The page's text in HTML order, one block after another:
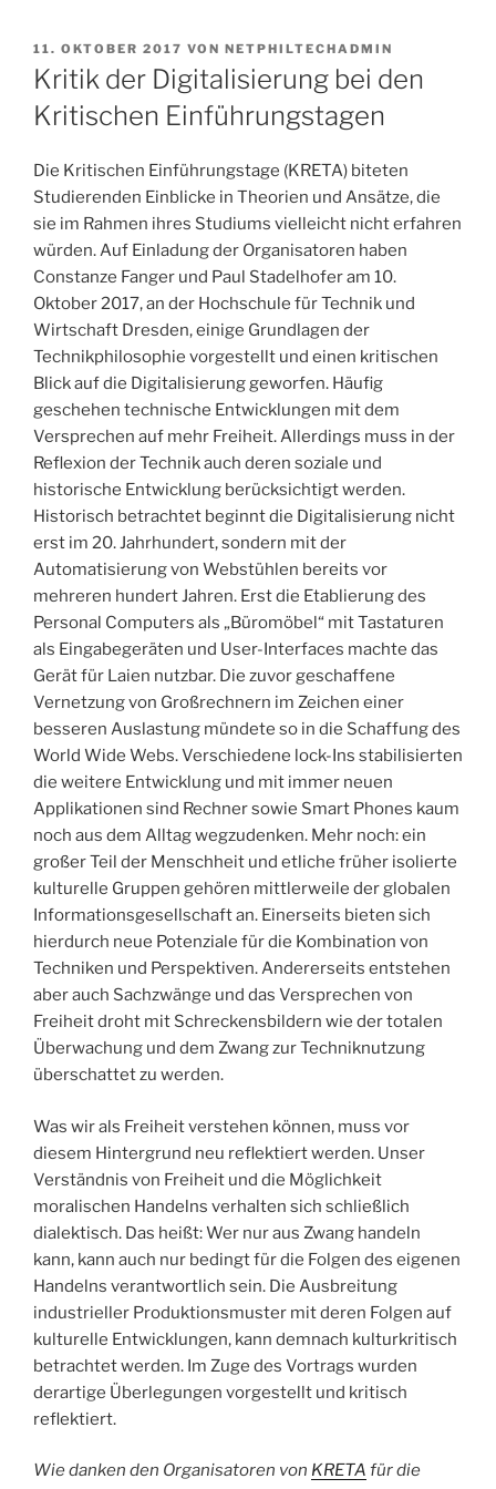
VERÖFFENTLICHT
AM
11. OKTOBER 2017 VON NETPHILTECHADMIN
Kritik der Digitalisierung bei den
Kritischen Einführungstagen
Die Kritischen Einführungstage (KRETA) biteten
Studierenden Einblicke in Theorien und Ansätze, die
sie im Rahmen ihres Studiums vielleicht nicht erfahren
würden. Auf Einladung der Organisatoren haben
Constanze Fanger und Paul Stadelhofer am 10.
Oktober 2017, an der Hochschule für Technik und
Wirtschaft Dresden, einige Grundlagen der
Technikphilosophie vorgestellt und einen kritischen
Blick auf die Digitalisierung geworfen. Häufig
geschehen technische Entwicklungen mit dem
Versprechen auf mehr Freiheit. Allerdings muss in der
Reflexion der Technik auch deren soziale und
historische Entwicklung berücksichtigt werden.
Historisch betrachtet beginnt die Digitalisierung nicht
erst im 20. Jahrhundert, sondern mit der
Automatisierung von Webstühlen bereits vor
mehreren hundert Jahren. Erst die Etablierung des
Personal Computers als „Büromöbel“ mit Tastaturen
als Eingabegeräten und User-Interfaces machte das
Gerät für Laien nutzbar. Die zuvor geschaffene
Vernetzung von Großrechnern im Zeichen einer
besseren Auslastung mündete so in die Schaffung des
World Wide Webs. Verschiedene lock-Ins stabilisierten
die weitere Entwicklung und mit immer neuen
Applikationen sind Rechner sowie Smart Phones kaum
noch aus dem Alltag wegzudenken. Mehr noch: ein
großer Teil der Menschheit und etliche früher isolierte
kulturelle Gruppen gehören mittlerweile der globalen
Informationsgesellschaft an. Einerseits bieten sich
hierdurch neue Potenziale für die Kombination von
Techniken und Perspektiven. Andererseits entstehen
aber auch Sachzwänge und das Versprechen von
Freiheit droht mit Schreckensbildern wie der totalen
Überwachung und dem Zwang zur Techniknutzung
überschattet zu werden.
Was wir als Freiheit verstehen können, muss vor
diesem Hintergrund neu reflektiert werden. Unser
Verständnis von Freiheit und die Möglichkeit
moralischen Handelns verhalten sich schließlich
dialektisch. Das heißt: Wer nur aus Zwang handeln
kann, kann auch nur bedingt für die Folgen des eigenen
Handelns verantwortlich sein. Die Ausbreitung
industrieller Produktionsmuster mit deren Folgen auf
kulturelle Entwicklungen, kann demnach kulturkritisch
betrachtet werden. Im Zuge des Vortrags wurden
derartige Überlegungen vorgestellt und kritisch
reflektiert.
Wie danken den Organisatoren von KRETA für die